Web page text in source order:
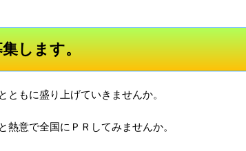
します。
もに盛り上げていきませんか。
熱意で全国にＰＲしてみませんか。